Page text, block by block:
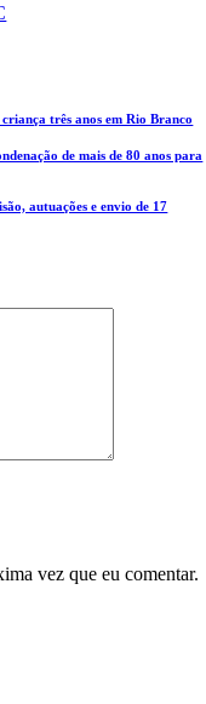
três anos em Rio Branco
de mais de 80 anos para
autuações e envio de 17
vez que eu comentar.